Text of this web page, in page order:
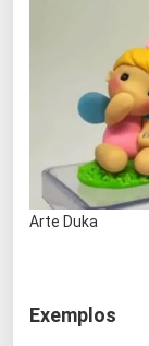
Arte Duka
Exemplos